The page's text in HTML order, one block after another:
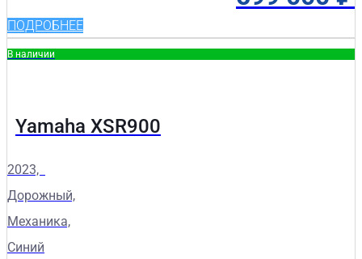
ПОДРОБНЕЕ
В наличии
Yamaha XSR900
2023,
Дорожный,
Механика,
Синий